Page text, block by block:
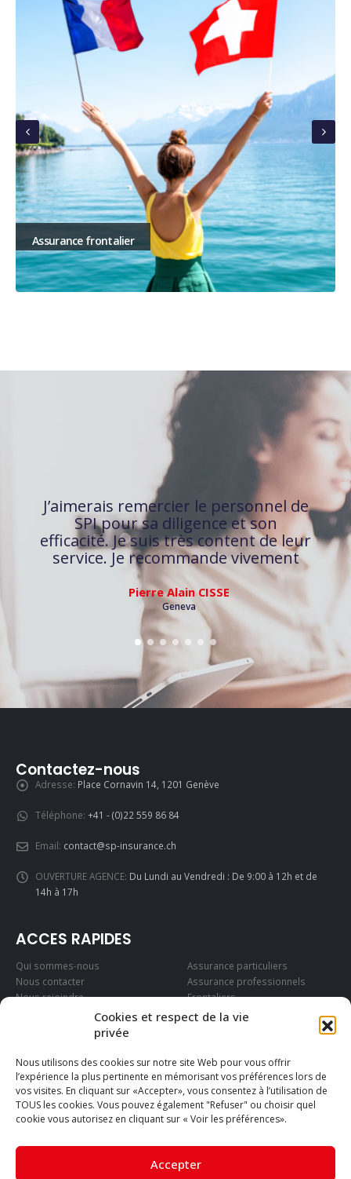
Cookies et respect de la vie
privée
Nous utilisons des cookies sur notre site Web pour vous offrir
l’expérience la plus pertinente en mémorisant vos préférences lors de
vos visites. En cliquant sur «Accepter», vous consentez à l’utilisation de
TOUS les cookies. Vous pouvez également "Refuser" ou choisir quel
cookie vous autorisez en cliquant sur « Voir les préférences».
Accepter
Assurance Ménage
Je tiens à remercier toute l’équipe de
SPI pour les très bons conseils et
d’avoir pris le soin de m’accorder le
temps nécessaire et d’avoir su cibler
précisément nos besoins. Je
recommande très fortement car
nous avons là une équipe très
professionnelle et expert dans le
domaine.
Charlotte Beauvaux
Geneva
Contactez-nous
Adresse: Place Cornavin 14, 1201 Genève
Email:contact@sp-insurance.ch
OUVERTURE AGENCE:
Du Lundi au Vendredi : De 9:00 à 12h et de
14h à 17h
ACCES RAPIDES
Nous contacter
Nous rejoindre
Assurance professionnels
Frontaliers
SUIVEZ-NOUS SUR